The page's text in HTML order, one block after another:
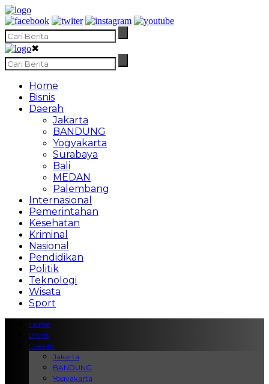
✖
Home
Bisnis
Daerah
Jakarta
BANDUNG
Yogyakarta
Surabaya
Bali
MEDAN
Palembang
Internasional
Pemerintahan
Kesehatan
Kriminal
Nasional
Pendidikan
Politik
Teknologi
Wisata
Sport
Home
Bisnis
Daerah
Jakarta
BANDUNG
Yogyakarta